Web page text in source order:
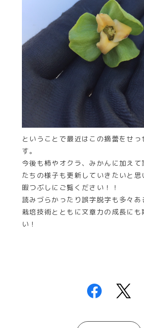
ということで最近はこの摘蕾をせっ
す。
今後も柿やオクラ、みかんに加えて
たちの様子も更新していきたいと
暇つぶしにご覧ください！！
読みづらかったり誤字脱字も多々
栽培技術とともに文章力の成長にも
い！